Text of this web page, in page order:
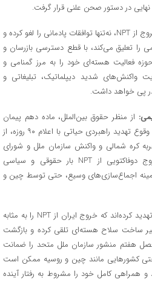
در دستور صحن علنی قرار گرفت.
در این سناریو، ایران با اعلام رسمی خروج از NPT، نه‌تنها توافقات پادمانی را لغو کرده و
را تعلیق می‌کند، با قطع دسترسی بازرسان و
فعالیت هسته‌ای خود را به مرز گمنامی و
واکنش‌های شدید دیپلماتیک، تبلیغاتی و
پی خواهد داشت.
از منظر حقوق بین‌الملل، ماده دهم پیمان
NPT به اعضا اجازه می‌دهد در صورت وقوع تهدید راهبردی حیاتی با اعلام ۹۰ روزه، از
کره شمالی و واکنش سازمان ملل و شورای
حکام آژانس نشان می‌دهد که خروج دوفاکتویی از NPT بار حقوقی و سیاسی
اجماع‌سازی‌های وسیع، حتی توسط چین و
اتحادیه اروپا و ایالات متحده صراحتا تهدید کرده‌اند که خروج ایران از NPT را به مثابه
ساخت سلاح هسته‌ای تلقی کرده و بازگشت
هفتم منشور سازمان ملل متحد را ضمانت
حتی کشور‌هایی مانند چین و روسیه ممکن است
کامل خود را مشروط به رفتار آینده